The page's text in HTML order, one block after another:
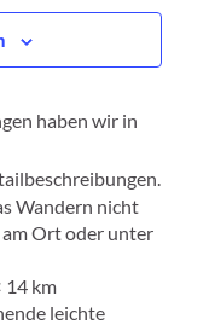
haben wir in
Wandern nicht
Ort oder unter
14 km
leichte